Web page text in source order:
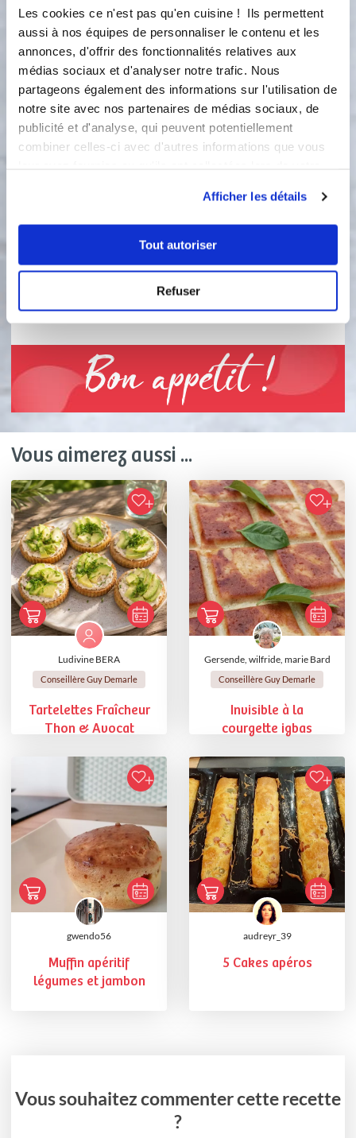
Les cookies ce n'est pas qu'en cuisine ! Ils permettent
aussi à nos équipes de personnaliser le contenu et les
annonces, d'offrir des fonctionnalités relatives aux
médias sociaux et d'analyser notre trafic. Nous
partageons également des informations sur l'utilisation de
notre site avec nos partenaires de médias sociaux, de
publicité et d'analyse, qui peuvent potentiellement
combiner celles-ci avec d'autres informations que vous
Afficher les détails
Tout autoriser
Refuser
1
Étape 1 Allumez le four à 180 degrés.
Posez votre moule sur la plaque.
Vider l'eau du thon et emietez dans un
petit recipient et reservez.
2
Étape 2 Mélangez les oeufs, lait,
l'huile et farine avec la levure
chimique. Ajoutez les épices, le
fromage, les olives coupés en
enfournez pour quinze minutes.
Étape 3 Attendez une dizaine de
ajoutez du fromage blanc dans le
creux de la tarte.
Bon appétit !
Vous aimerez aussi ...
Ludivine BERA
Conseillère Guy Demarle
Tartelettes Fraîcheur
Thon & Avocat
Gersende, wilfride, marie Bard
Conseillère Guy Demarle
Invisible à la
courgette igbas
gwendo56
Muffin apéritif
légumes et jambon
audreyr_39
5 Cakes apéros
Vous souhaitez commenter cette recette
?